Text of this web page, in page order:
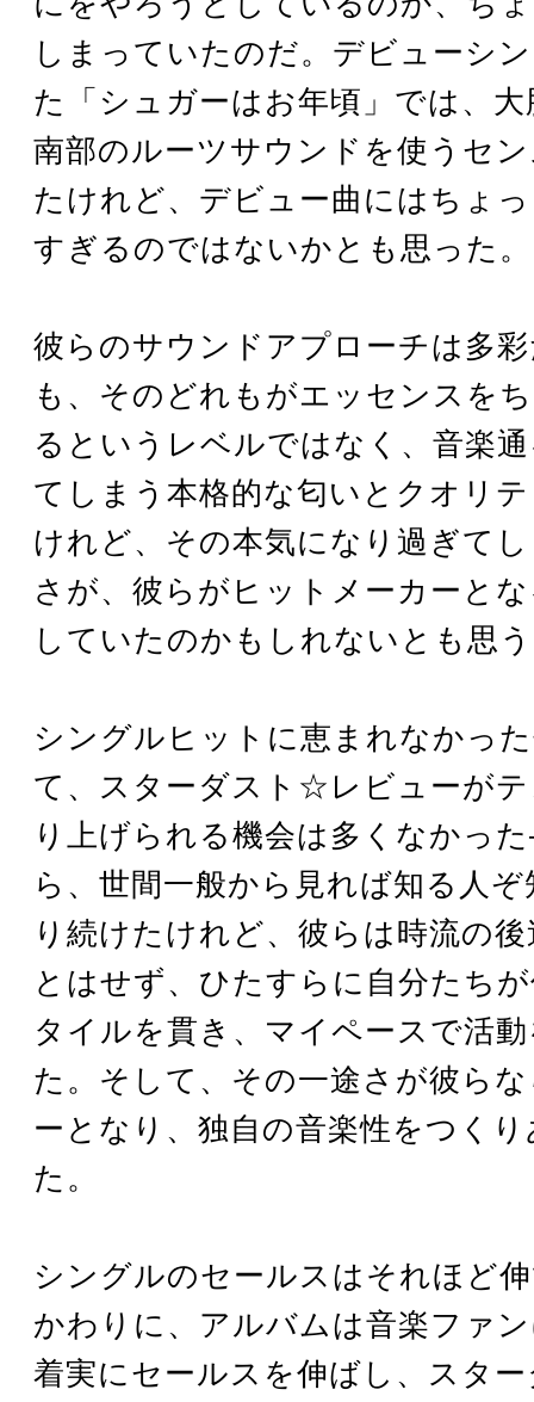
しまっていたのだ。デビューシ
た「シュガーはお年頃」では、
南部のルーツサウンドを使うセ
たけれど、デビュー曲にはちょ
すぎるのではないかとも思った。
彼らのサウンドアプローチは多
も、そのどれもがエッセンスを
るというレベルではなく、音楽
てしまう本格的な匂いとクオリ
けれど、その本気になり過ぎて
さが、彼らがヒットメーカーと
していたのかもしれないとも思
シングルヒットに恵まれなかっ
て、スターダスト☆レビューが
り上げられる機会は多くなかっ
ら、世間一般から見れば知る人
り続けたけれど、彼らは時流の
とはせず、ひたすらに自分たち
タイルを貫き、マイペースで活
た。そして、その一途さが彼ら
ーとなり、独自の音楽性をつく
た。
シングルのセールスはそれほど
かわりに、アルバムは音楽ファ
着実にセールスを伸ばし、スタ